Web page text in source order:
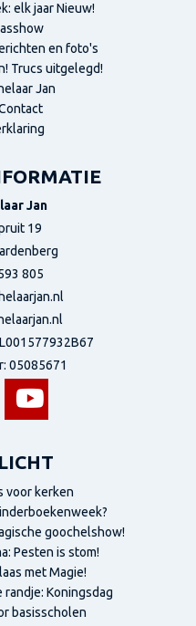
elk jaar Nieuw!
en foto's
Trucs uitgelegd!
Jan
Jan
19
805
05085671
voor kerken
goochelshow!
Pesten is stom!
met Magie!
Koningsdag
basisscholen